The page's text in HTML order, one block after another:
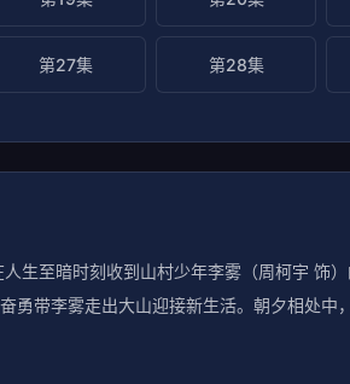
第27集 第28集
生至暗时刻收到山村少年李雾（周柯宇 饰
勇带李雾走出大山迎接新生活。朝夕相处